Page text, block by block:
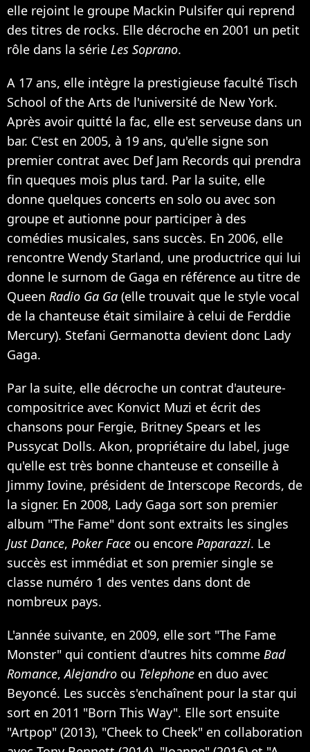
elle rejoint le groupe Mackin Pulsifer qui reprend
des titres de rocks. Elle décroche en 2001 un petit
rôle dans la série Les Soprano.
A 17 ans, elle intègre la prestigieuse faculté Tisch
School of the Arts de l'université de New York.
Après avoir quitté la fac, elle est serveuse dans un
bar. C'est en 2005, à 19 ans, qu'elle signe son
premier contrat avec Def Jam Records qui prendra
fin queques mois plus tard. Par la suite, elle
donne quelques concerts en solo ou avec son
groupe et autionne pour participer à des
comédies musicales, sans succès. En 2006, elle
rencontre Wendy Starland, une productrice qui lui
donne le surnom de Gaga en référence au titre de
Queen Radio Ga Ga (elle trouvait que le style vocal
de la chanteuse était similaire à celui de Ferddie
Mercury). Stefani Germanotta devient donc Lady
Gaga.
Par la suite, elle décroche un contrat d'auteure-
compositrice avec Konvict Muzi et écrit des
chansons pour Fergie, Britney Spears et les
Pussycat Dolls. Akon, propriétaire du label, juge
qu'elle est très bonne chanteuse et conseille à
Jimmy Iovine, président de Interscope Records, de
la signer. En 2008, Lady Gaga sort son premier
album "The Fame" dont sont extraits les singles
Just Dance, Poker Face ou encore Paparazzi. Le
succès est immédiat et son premier single se
classe numéro 1 des ventes dans dont de
nombreux pays.
L'année suivante, en 2009, elle sort "The Fame
Monster" qui contient d'autres hits comme Bad
Romance,Alejandro ou Telephone en duo avec
Beyoncé. Les succès s'enchaînent pour la star qui
sort en 2011 "Born This Way". Elle sort ensuite
"Artpop" (2013), "Cheek to Cheek" en collaboration